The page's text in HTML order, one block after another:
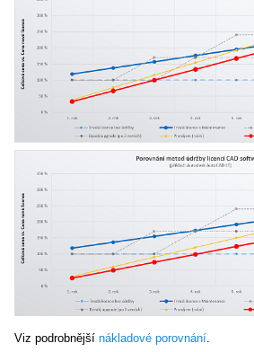
Viz podrobnější nákladové porovnání